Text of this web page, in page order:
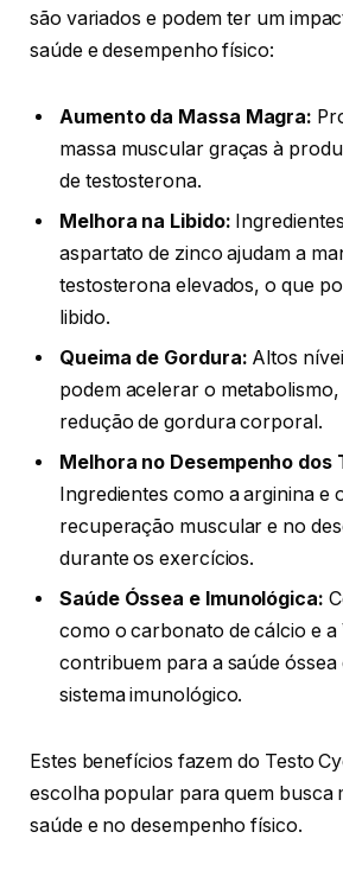
são variados e podem ter um
saúde e desempenho físico:
Aumento da Massa Magra:
massa muscular graças à
de testosterona.
Melhora na Libido:
aspartato de zinco ajudam a
testosterona elevados, o que
libido.
Queima de Gordura: Altos
podem acelerar o
redução de gordura corporal.
Melhora no Desempenho dos
Ingredientes como a arginina e
recuperação muscular e no
durante os exercícios.
Saúde Óssea e Imunológica:
como o carbonato de cálcio e a
contribuem para a saúde
sistema imunológico.
Estes benefícios fazem do Testo
escolha popular para quem busca
saúde e no desempenho físico.